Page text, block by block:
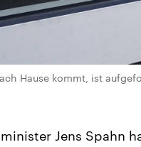
Hause kommt, ist
Jens Spahn